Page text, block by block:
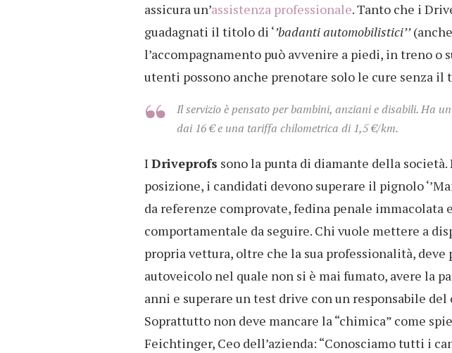
assicura un’assistenza professionale. Tanto che i
guadagnati il titolo di ‘’badanti automobilistici’’
l’accompagnamento può avvenire a piedi, in treno o
utenti possono anche prenotare solo le cure senza il
Il servizio è pensato per bambini, anziani e disabili. Ha
dai 16 € e una tariffa chilometrica di 1,5 €/km.
I Driveprofs sono la punta di diamante della
posizione, i candidati devono superare il pignolo
da referenze comprovate, fedina penale immacolata
comportamentale da seguire. Chi vuole mettere a
propria vettura, oltre che la sua professionalità, deve
autoveicolo nel quale non si è mai fumato, avere la
anni e superare un test drive con un responsabile
Soprattutto non deve mancare la “chimica” come
Feichtinger, Ceo dell’azienda: “Conosciamo tutti i